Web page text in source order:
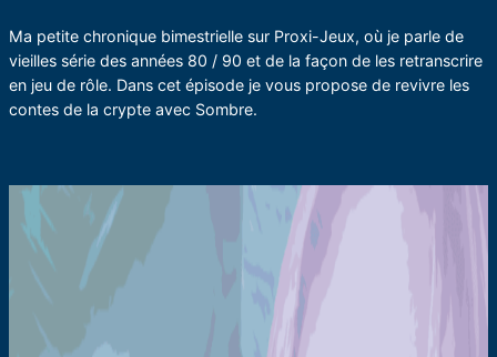
Ma petite chronique bimestrielle sur Proxi-Jeux, où je parle de
vieilles série des années 80 / 90 et de la façon de les retranscrire
en jeu de rôle. Dans cet épisode je vous propose de revivre les
contes de la crypte avec Sombre.